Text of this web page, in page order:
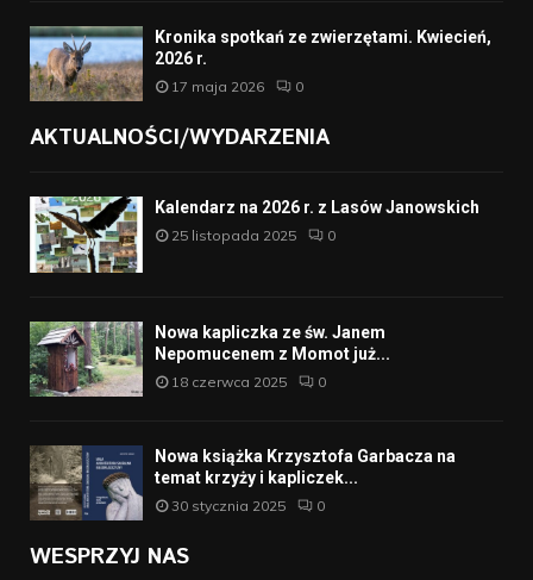
Kronika spotkań ze zwierzętami. Kwiecień,
2026 r.
17 maja 2026 0
AKTUALNOŚCI/WYDARZENIA
Kalendarz na 2026 r. z Lasów Janowskich
25 listopada 2025 0
Nowa kapliczka ze św. Janem
Nepomucenem z Momot już...
18 czerwca 2025 0
Nowa książka Krzysztofa Garbacza na
temat krzyży i kapliczek...
30 stycznia 2025 0
WESPRZYJ NAS